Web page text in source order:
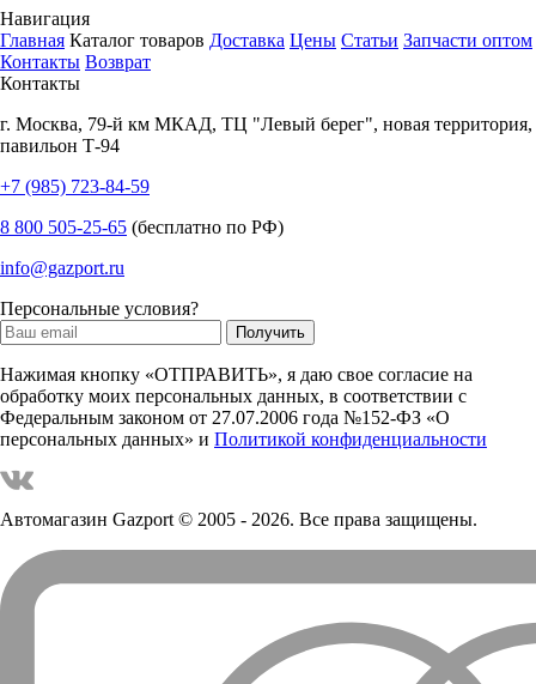
Навигация
Главная Каталог товаров Доставка Цены Статьи Запчасти оптом
Контакты Возврат
Контакты
г. Москва, 79-й км МКАД, ТЦ "Левый берег", новая территория,
павильон Т-94
+7 (985) 723-84-59
8 800 505-25-65 (бесплатно по РФ)
info@gazport.ru
Персональные условия?
Нажимая кнопку «ОТПРАВИТЬ», я даю свое согласие на
обработку моих персональных данных, в соответствии с
Федеральным законом от 27.07.2006 года №152-ФЗ «О
персональных данных» и Политикой конфиденциальности
Автомагазин Gazport© 2005 - 2026. Все права защищены.